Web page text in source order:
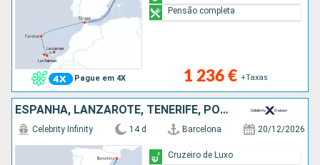
Pague em 4X 1 236 € +Taxas
Pensão completa
ESPANHA, LANZAROTE, TENERIFE, PORTUGAL, MARROCOS
Celebrity Infinity 14 d Barcelona 20/12/2026
Cruzeiro de Luxo